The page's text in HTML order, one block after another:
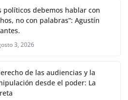
políticos debemos hablar con
no con palabras”: Agustín
3, 2026
de las audiencias y la
desde el poder: La